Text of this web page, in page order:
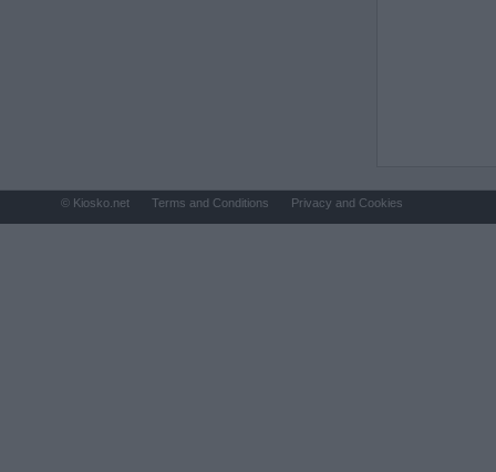
© Kiosko.net Terms and Conditions Privacy and Cookies